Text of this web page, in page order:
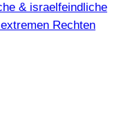
& israelfeindliche
Rechten